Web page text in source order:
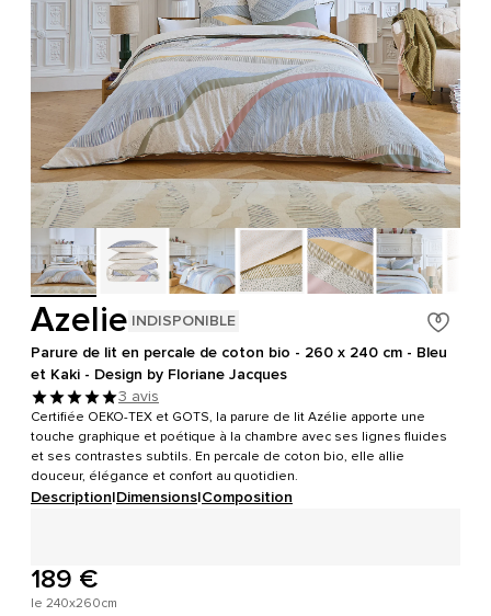
Azelie INDISPONIBLE
Parure de lit en percale de coton bio - 260 x 240 cm - Bleu
et Kaki - Design by Floriane Jacques
3 avis
Certifiée OEKO-TEX et GOTS, la parure de lit Azélie apporte une
touche graphique et poétique à la chambre avec ses lignes fluides
et ses contrastes subtils. En percale de coton bio, elle allie
douceur, élégance et confort au quotidien.
Description|Dimensions|Composition
189 €
le 240x260cm